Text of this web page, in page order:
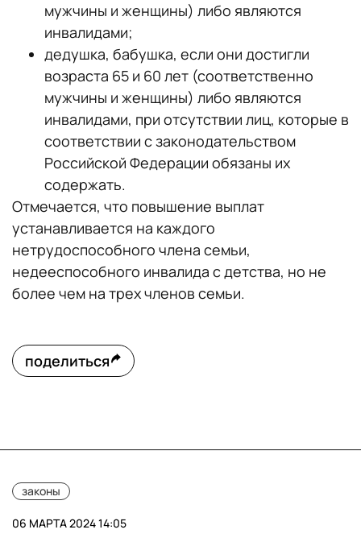
мужчины и женщины) либо являются
инвалидами;
дедушка, бабушка, если они достигли
возраста 65 и 60 лет (соответственно
мужчины и женщины) либо являются
инвалидами, при отсутствии лиц, которые в
соответствии с законодательством
Российской Федерации обязаны их
содержать.
Отмечается, что повышение выплат
устанавливается на каждого
нетрудоспособного члена семьи,
недееспособного инвалида с детства, но не
более чем на трех членов семьи.
поделиться
законы
06 МАРТА 2024 14:05